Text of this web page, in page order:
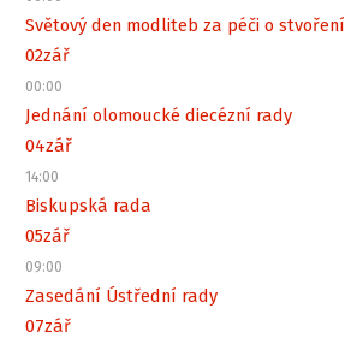
Světový den modliteb za péči o stvoření
02zář
00:00
Jednání olomoucké diecézní rady
04zář
14:00
Biskupská rada
05zář
09:00
Zasedání Ústřední rady
07zář